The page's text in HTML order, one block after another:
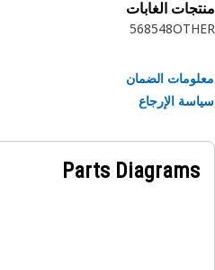
المعلومات.
الغابات
548
568
الضمان
الإرجاع
Parts Diagrams